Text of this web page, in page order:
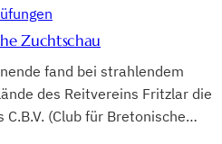
Zuchtschau
fand bei strahlendem
des Reitvereins Fritzlar die
(Club für Bretonische…